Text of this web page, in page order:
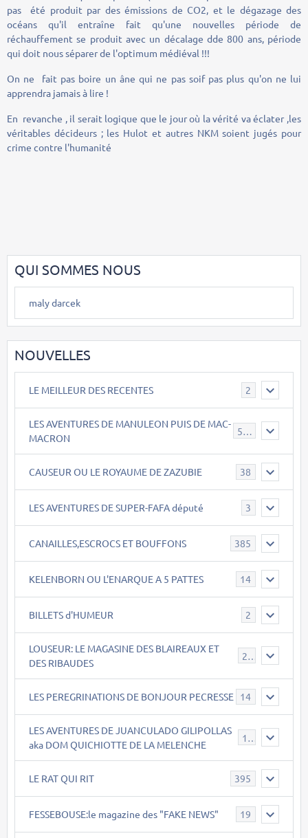
pas été produit par des émissions de CO2, et le dégazage des
océans qu'il entraîne fait qu'une nouvelles période de
réchauffement se produit avec un décalage dde 800 ans, période
qui doit nous séparer de l'optimum médiéval !!!
On ne fait pas boire un âne qui ne pas soif pas plus qu'on ne lui
apprendra jamais à lire !
En revanche , il serait logique que le jour où la vérité va éclater ,les
véritables décideurs ; les Hulot et autres NKM soient jugés pour
crime contre l'humanité
QUI SOMMES NOUS
maly darcek
NOUVELLES
LE MEILLEUR DES RECENTES 2
LES AVENTURES DE MANULEON PUIS DE MAC-
MACRON
543
CAUSEUR OU LE ROYAUME DE ZAZUBIE 38
LES AVENTURES DE SUPER-FAFA député 3
CANAILLES,ESCROCS ET BOUFFONS 385
KELENBORN OU L'ENARQUE A 5 PATTES 14
BILLETS d'HUMEUR 2
LOUSEUR: LE MAGASINE DES BLAIREAUX ET
DES RIBAUDES
21
LES PEREGRINATIONS DE BONJOUR PECRESSE 14
LES AVENTURES DE JUANCULADO GILIPOLLAS
aka DOM QUICHIOTTE DE LA MELENCHE
119
LE RAT QUI RIT 395
FESSEBOUSE:le magazine des "FAKE NEWS" 19